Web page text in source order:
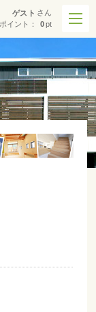
ゲスト さん
ポイント：
0pt